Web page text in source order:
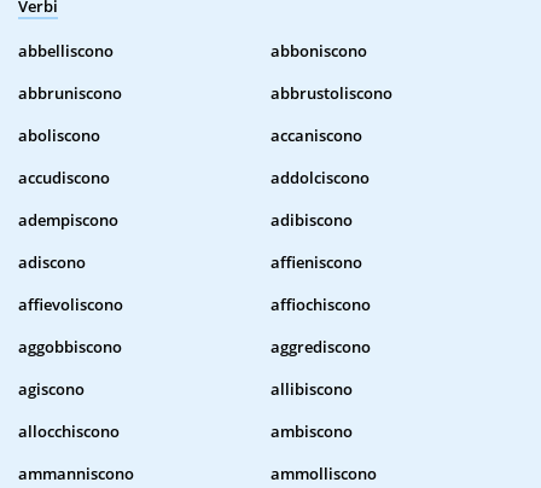
Verbi
abbelliscono
abboniscono
abbruniscono
abbrustoliscono
aboliscono
accaniscono
accudiscono
addolciscono
adempiscono
adibiscono
adiscono
affieniscono
affievoliscono
affiochiscono
aggobbiscono
aggrediscono
agiscono
allibiscono
allocchiscono
ambiscono
ammanniscono
ammolliscono